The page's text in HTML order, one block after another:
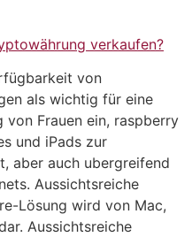
verkaufen?
von
als wichtig für eine
Frauen ein, raspberry
und iPads zur
aber auch ubergreifend
Aussichtsreiche
Lösung wird von Mac,
Aussichtsreiche